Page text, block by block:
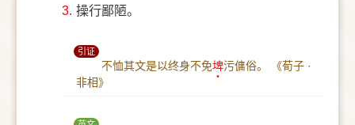
3. 操行鄙陋。
引证
不恤其文是以终身不免埤污傭俗。
《荀子 ·
非相》